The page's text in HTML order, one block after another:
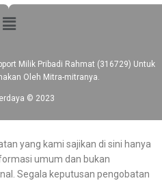
Milik Pribadi Rahmat (316729) Untuk
Oleh Mitra-mitranya.
© 2023
yang kami sajikan di sini hanya
umum dan bukan
Segala keputusan pengobatan